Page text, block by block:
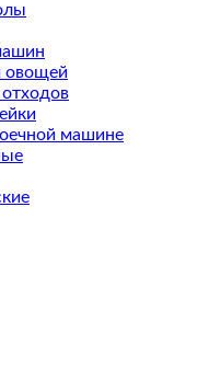
овощей
машине